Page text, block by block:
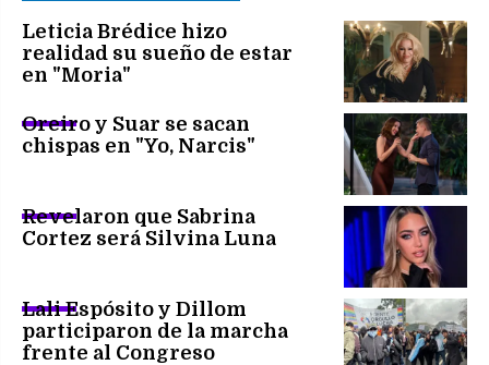
Leticia Brédice hizo
realidad su sueño de estar
en "Moria"
Oreiro y Suar se sacan
chispas en "Yo, Narcis"
Revelaron que Sabrina
Cortez será Silvina Luna
Lali Espósito y Dillom
participaron de la marcha
frente al Congreso